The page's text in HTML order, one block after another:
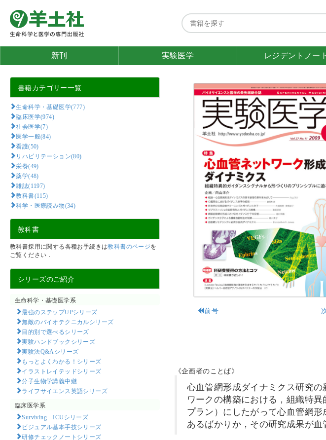
新刊 実験医学 レジデント ノート
書籍カテゴリー一覧
生命科学・基礎医学(777)
臨床医学(974)
社会医学(7)
医学一般(84)
看護(50)
リハビリテーション(80)
栄養(49)
薬学(48)
雑誌(1197)
教科書(115)
科学・医療読み物(34)
教科書
教科書採用に関する各種お手続きは教科書のページを
ご覧ください．
シリーズのご紹介
生命科学・基礎医学系
最強のステップUPシリーズ
無敵のバイオテクニカルシリーズ
目的別で選べるシリーズ
実験ハンドブックシリーズ
実験法Q&Aシリーズ
もっとよくわかる！シリーズ
イラストレイテッドシリーズ
分子生物学講義中継
ライフサイエンス英語シリーズ
臨床医学系
Surviving ICUシリーズ
ビジュアル基本手技シリーズ
研修チェックノートシリーズ
前号
《企画者のことば》
心血管網形成ダイナミクス研究
ワークの構築における，組織特
プラン）にしたがって心血管網
あるばかりか，その研究成果が